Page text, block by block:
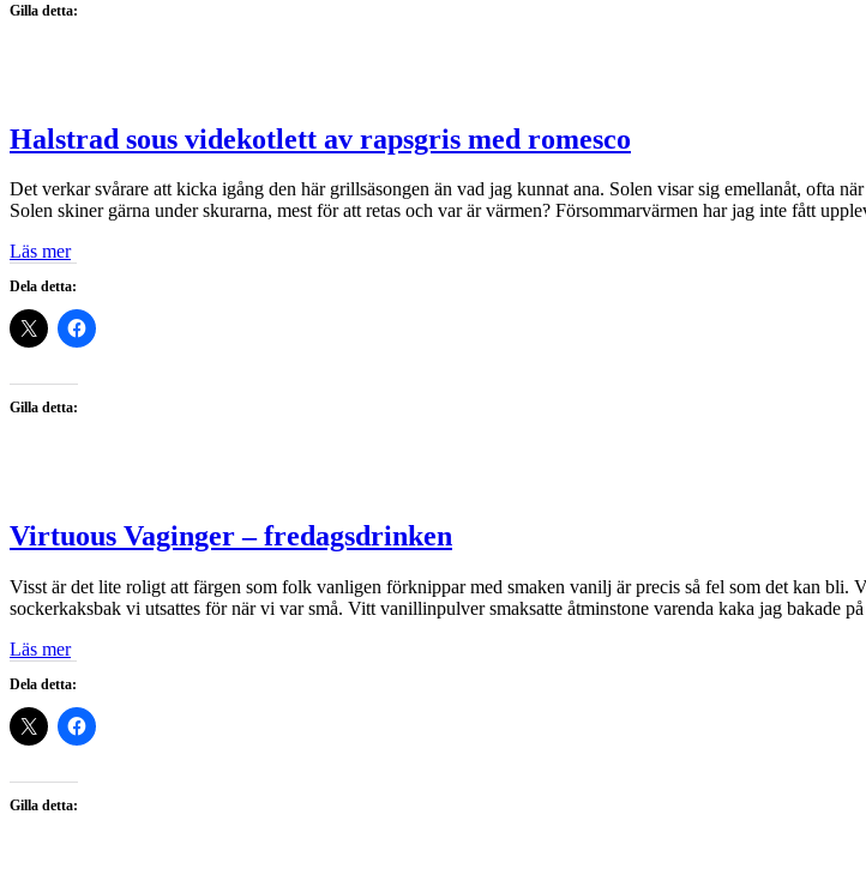
Gilla detta:
Halstrad sous videkotlett av rapsgris med romesco
Det verkar svårare att kicka igång den här grillsäsongen än vad jag kunnat ana. Solen visar sig emellanåt, ofta
Solen skiner gärna under skurarna, mest för att retas och var är värmen? Försommarvärmen har jag inte fått
Läs mer
Dela detta:
Gilla detta:
Virtuous Vaginger – fredagsdrinken
Visst är det lite roligt att färgen som folk vanligen förknippar med smaken vanilj är precis så fel som det kan
sockerkaksbak vi utsattes för när vi var små. Vitt vanillinpulver smaksatte åtminstone varenda kaka jag bakade
Läs mer
Dela detta:
Gilla detta: